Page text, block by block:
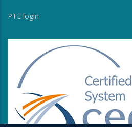
PTE login